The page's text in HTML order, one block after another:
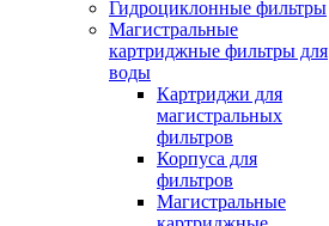
Гидроциклонные фильтры
Магистральные
картриджные фильтры для
воды
Картриджи для
магистральных
фильтров
Корпуса для
фильтров
Магистральные